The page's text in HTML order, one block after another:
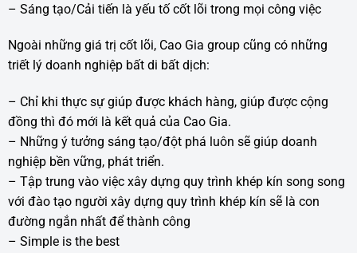
– Sáng tạo/Cải tiến là yếu tố cốt lõi trong mọi công việc
Ngoài những giá trị cốt lõi, Cao Gia group cũng có những
triết lý doanh nghiệp bất di bất dịch:
– Chỉ khi thực sự giúp được khách hàng, giúp được cộng
đồng thì đó mới là kết quả của Cao Gia.
– Những ý tưởng sáng tạo/đột phá luôn sẽ giúp doanh
nghiệp bền vững, phát triển.
– Tập trung vào việc xây dựng quy trình khép kín song song
với đào tạo người xây dựng quy trình khép kín sẽ là con
đường ngắn nhất để thành công
– Simple is the best